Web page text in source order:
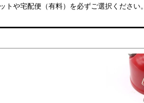
や宅配便（有料）を必ずご選択ください。